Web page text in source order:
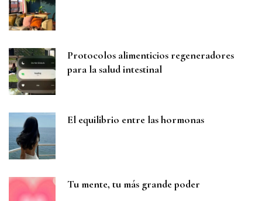
Protocolos alimenticios regeneradores
para la salud intestinal
El equilibrio entre las hormonas
Tu mente, tu más grande poder